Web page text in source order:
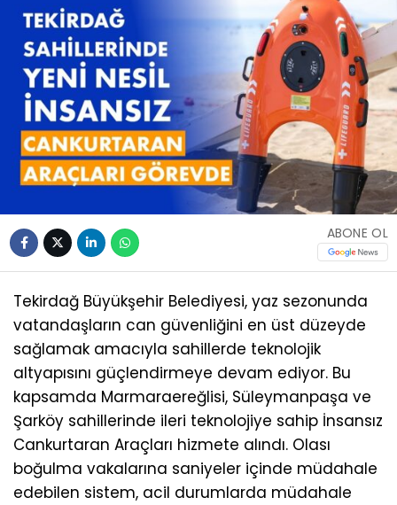
ABONE OL
Tekirdağ Büyükşehir Belediyesi, yaz sezonunda
vatandaşların can güvenliğini en üst düzeyde
sağlamak amacıyla sahillerde teknolojik
altyapısını güçlendirmeye devam ediyor. Bu
kapsamda Marmaraereğlisi, Süleymanpaşa ve
Şarköy sahillerinde ileri teknolojiye sahip İnsansız
Cankurtaran Araçları hizmete alındı. Olası
boğulma vakalarına saniyeler içinde müdahale
edebilen sistem, acil durumlarda müdahale